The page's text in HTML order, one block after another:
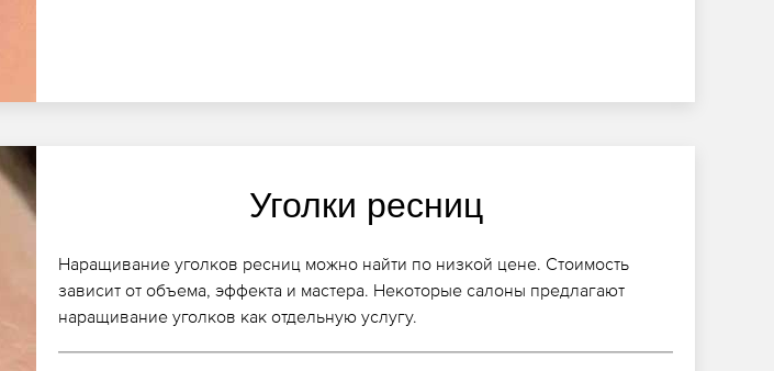
Уголки ресниц
Наращивание уголков ресниц можно найти по низкой цене. Стоимость
зависит от объема, эффекта и мастера. Некоторые салоны предлагают
наращивание уголков как отдельную услугу.